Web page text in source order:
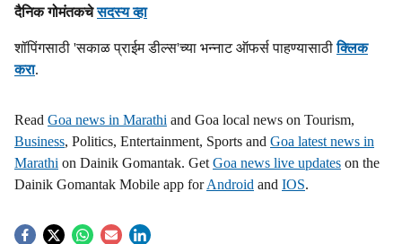
दैनिक गोमंतकचेसदस्य व्हा
शॉपिंगसाठी 'सकाळ प्राईम डील्स'च्या भन्नाट ऑफर्स पाहण्यासाठीक्लिक
करा.
Read Goa news in Marathi and Goa local news on Tourism,
Business, Politics, Entertainment, Sports and Goa latest news in
Marathi on Dainik Gomantak. Get Goa news live updates on the
Dainik Gomantak Mobile app forAndroid and IOS.